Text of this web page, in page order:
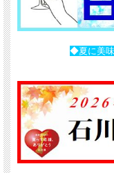
◆夏に美味